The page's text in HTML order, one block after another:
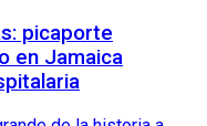
picaporte
en Jamaica